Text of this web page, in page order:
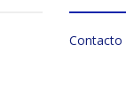
Contacto